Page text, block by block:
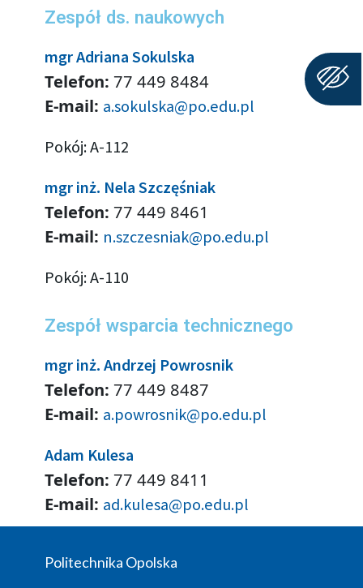
Zespół ds. naukowych
mgr Adriana Sokulska
Telefon: 77 449 8484
E-mail: a.sokulska@po.edu.pl
Pokój: A-112
mgr inż. Nela Szczęśniak
Telefon: 77 449 8461
E-mail: n.szczesniak@po.edu.pl
Pokój: A-110
Zespół wsparcia technicznego
mgr inż. Andrzej Powrosnik
Telefon: 77 449 8487
E-mail: a.powrosnik@po.edu.pl
Adam Kulesa
Telefon: 77 449 8411
E-mail: ad.kulesa@po.edu.pl
Politechnika Opolska